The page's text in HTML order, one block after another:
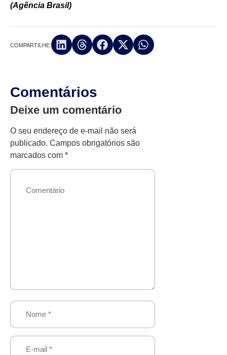
(Agência Brasil)
COMPARTILHE:
Comentários
Deixe um comentário
O seu endereço de e-mail não será
publicado. Campos obrigatórios são
marcados com *